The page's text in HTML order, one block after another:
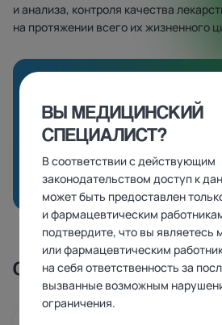
и анализа, контроля качества
на протяжении всего их жизненного
производственных
процессов
СМОТРИТЕ ТАКЖЕ
ВЫ МЕДИЦИНСКИЙ
СПЕЦИАЛИСТ?
В соответствии с действующим
законодательством доступ к
может быть предоставлен
и фармацевтическим
подтвердите, что вы являетесь
или фармацевтическим
на себя ответственность за
вызванные возможным
ограничения.